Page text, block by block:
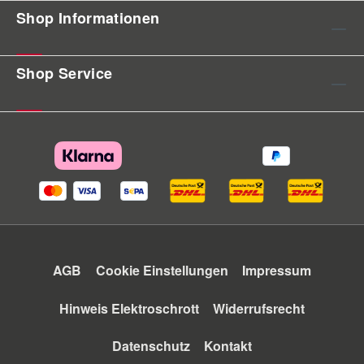
Shop Informationen
Shop Service
AGB Cookie Einstellungen Impressum
Hinweis Elektroschrott Widerrufsrecht
Datenschutz Kontakt